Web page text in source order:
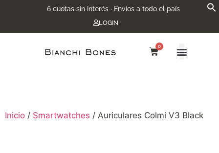
6 cuotas sin interés · Envíos a todo el país
LOGIN
0
Inicio / Smartwatches / Auriculares Colmi V3 Black